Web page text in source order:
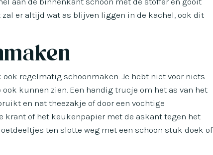
er altijd wat as blijven liggen in de kachel, ook dit
regelmatig schoonmaken. Je hebt niet voor niets
kunnen zien. Een handig trucje om het as van het
en nat theezakje of door een vochtige
krant of het keukenpapier met de askant tegen het
ten slotte weg met een schoon stuk doek of